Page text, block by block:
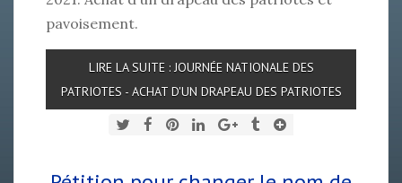
pavoisement.
LIRE LA SUITE : JOURNÉE NATIONALE DES
PATRIOTES - ACHAT D'UN DRAPEAU DES PATRIOTES